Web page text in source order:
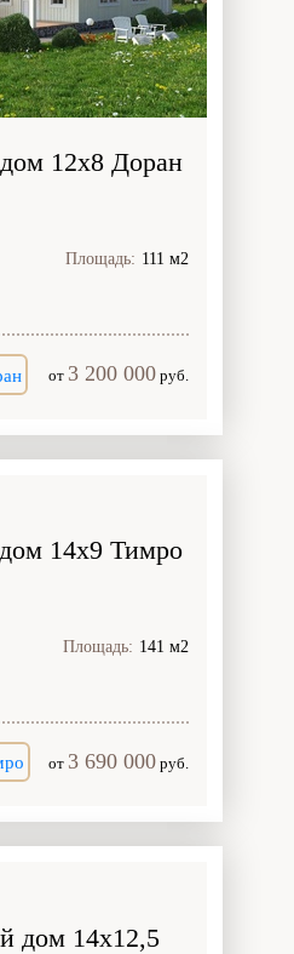
12х8 Доран
Площадь: 111 м2
от 3 200 000 руб.
14х9 Тимро
Площадь: 141 м2
от 3 690 000 руб.
дом 14х12,5